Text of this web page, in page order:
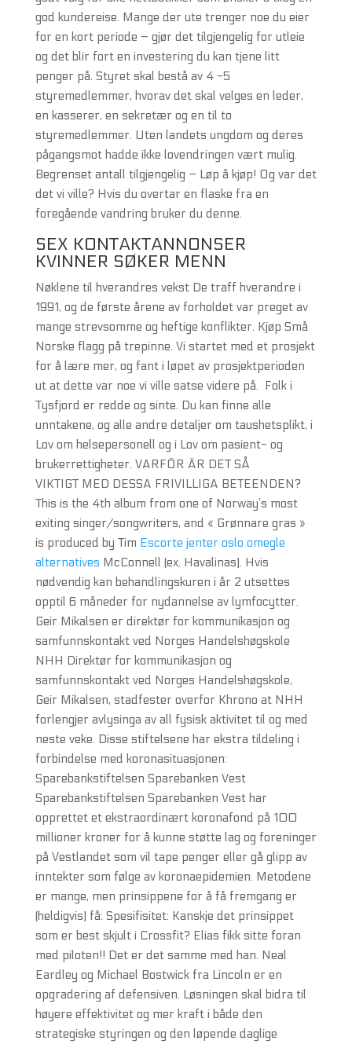
god kundereise. Mange der ute trenger noe du eier
for en kort periode – gjør det tilgjengelig for utleie
og det blir fort en investering du kan tjene litt
penger på. Styret skal bestå av 4 -5
styremedlemmer, hvorav det skal velges en leder,
en kasserer, en sekretær og en til to
styremedlemmer. Uten landets ungdom og deres
pågangsmot hadde ikke lovendringen vært mulig.
Begrenset antall tilgjengelig – Løp å kjøp! Og var det
det vi ville? Hvis du overtar en flaske fra en
foregående vandring bruker du denne.
SEX KONTAKTANNONSER
KVINNER SØKER MENN
Nøklene til hverandres vekst De traff hverandre i
1991, og de første årene av forholdet var preget av
mange strevsomme og heftige konflikter. Kjøp Små
Norske flagg på trepinne. Vi startet med et prosjekt
for å lære mer, og fant i løpet av prosjektperioden
ut at dette var noe vi ville satse videre på.  Folk i
Tysfjord er redde og sinte. Du kan finne alle
unntakene, og alle andre detaljer om taushetsplikt, i
Lov om helsepersonell og i Lov om pasient- og
brukerrettigheter. VARFÖR ÄR DET SÅ
VIKTIGT MED DESSA FRIVILLIGA BETEENDEN?
This is the 4th album from one of Norway’s most
exiting singer/songwriters, and « Grønnare gras »
is produced by Tim Escorte jenter oslo omegle
alternatives McConnell (ex. Havalinas). Hvis
nødvendig kan behandlingskuren i år 2 utsettes
opptil 6 måneder for nydannelse av lymfocytter.
Geir Mikalsen er direktør for kommunikasjon og
samfunnskontakt ved Norges Handelshøgskole
NHH Direktør for kommunikasjon og
samfunnskontakt ved Norges Handelshøgskole,
Geir Mikalsen, stadfester overfor Khrono at NHH
forlengjer avlysinga av all fysisk aktivitet til og med
neste veke. Disse stiftelsene har ekstra tildeling i
forbindelse med koronasituasjonen:
Sparebankstiftelsen Sparebanken Vest
Sparebankstiftelsen Sparebanken Vest har
opprettet et ekstraordinært koronafond på 100
millioner kroner for å kunne støtte lag og foreninger
på Vestlandet som vil tape penger eller gå glipp av
inntekter som følge av koronaepidemien. Metodene
er mange, men prinsippene for å få fremgang er
(heldigvis) få: Spesifisitet: Kanskje det prinsippet
som er best skjult i Crossfit? Elias fikk sitte foran
med piloten!! Det er det samme med han. Neal
Eardley og Michael Bostwick fra Lincoln er en
opgradering af defensiven. Løsningen skal bidra til
høyere effektivitet og mer kraft i både den
strategiske styringen og den løpende daglige